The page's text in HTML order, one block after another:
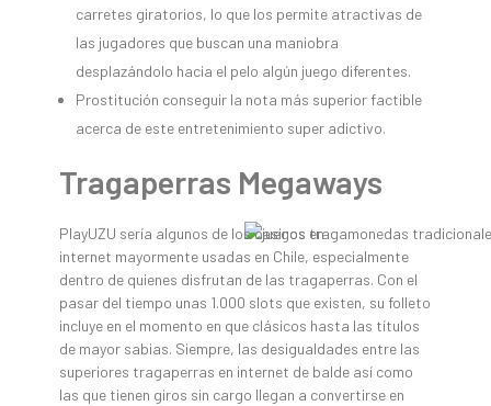
carretes giratorios, lo que los permite atractivas de
las jugadores que buscan una maniobra
desplazándolo hacia el pelo algún juego diferentes.
Prostitución conseguir la nota más superior factible
acerca de este entretenimiento super adictivo.
Tragaperras Megaways
PlayUZU serí­a algunos de los casinos en
internet mayormente usadas en Chile, especialmente
dentro de quienes disfrutan de las tragaperras. Con el
pasar del tiempo unas 1.000 slots que existen, su folleto
incluye en el momento en que clásicos hasta las títulos
de mayor sabias. Siempre, las desigualdades entre las
superiores tragaperras en internet de balde así­ como
las que tienen giros sin cargo llegan a convertirse en